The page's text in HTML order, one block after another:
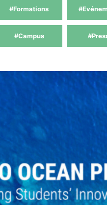
#Formations
#Campus